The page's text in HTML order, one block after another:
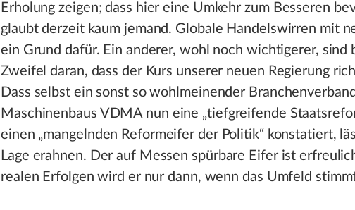
Erholung zeigen; dass hier eine Umkehr zum Besseren
glaubt derzeit kaum jemand. Globale Handelswirren mit
ein Grund dafür. Ein anderer, wohl noch wichtigerer, sind
Zweifel daran, dass der Kurs unserer neuen Regierung
Dass selbst ein sonst so wohlmeinender
Maschinenbaus VDMA nun eine „tiefgreifende
einen „mangelnden Reformeifer der Politik“ konstatiert,
Lage erahnen. Der auf Messen spürbare Eifer ist
realen Erfolgen wird er nur dann, wenn das Umfeld